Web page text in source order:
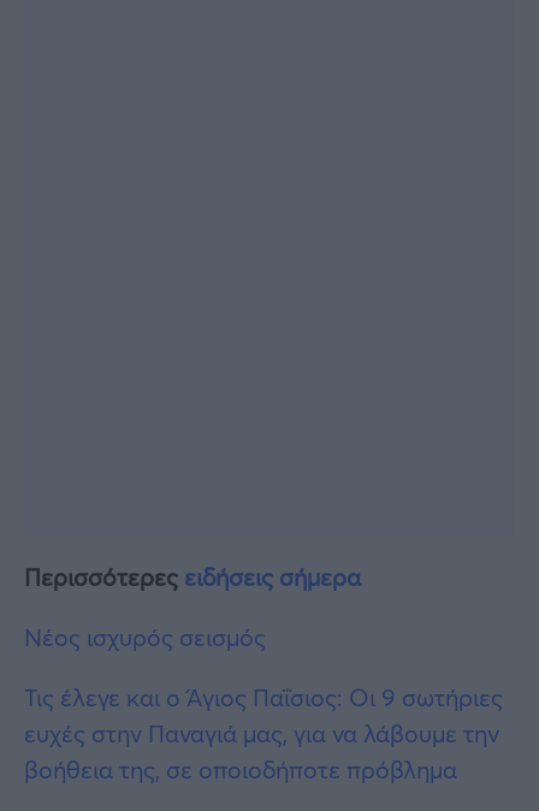
Περισσότερες ειδήσεις σήμερα
Νέος ισχυρός σεισμός
Τις έλεγε και ο Άγιος Παΐσιος: Οι 9 σωτήριες
ευχές στην Παναγιά μας, για να λάβουμε την
βοήθεια της, σε οποιοδήποτε πρόβλημα